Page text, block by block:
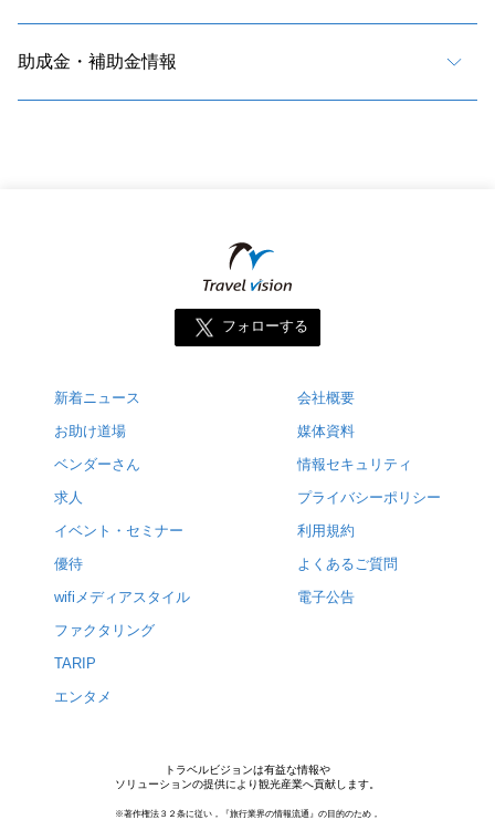
助成金・補助金情報
フォローする
新着ニュース
お助け道場
ベンダーさん
求人
イベント・セミナー
優待
wifiメディアスタイル
ファクタリング
TARIP
エンタメ
会社概要
媒体資料
情報セキュリティ
プライバシーポリシー
利用規約
よくあるご質問
電子公告
トラベルビジョンは有益な情報や
ソリューションの提供により観光産業へ貢献します。
※著作権法３２条に従い，『旅行業界の情報流通』の目的のため，